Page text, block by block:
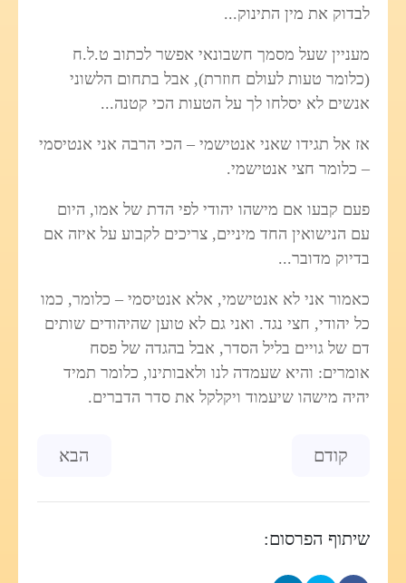
לבדוק את מין התינוק...
מעניין שעל מסמך חשבונאי אפשר לכתוב ט.ל.ח
(כלומר טעות לעולם חוזרת), אבל בתחום הלשוני
אנשים לא יסלחו לך על הטעות הכי קטנה...
אז אל תגידו שאני אנטישמי – הכי הרבה אני אנטיסמי
– כלומר חצי אנטישמי.
פעם קבעו אם מישהו יהודי לפי הדת של אמו, היום
עם הנישואין החד מיניים, צריכים לקבוע על איזה אם
בדיוק מדובר...
כאמור אני לא אנטישמי, אלא אנטיסמי – כלומר, כמו
כל יהודי, חצי נגד. ואני גם לא טוען שהיהודים שותים
דם של גויים בליל הסדר, אבל בהגדה של פסח
אומרים: והיא שעמדה לנו ולאבותינו, כלומר תמיד
יהיה מישהו שיעמוד ויקלקל את סדר הדברים.
Previous article: למי צלצלו הרינגטונים
קודם Next article: אשרי המא-מין - סיפורים שהעיתונים מספרים ...
הבא
שיתוף הפרסום: